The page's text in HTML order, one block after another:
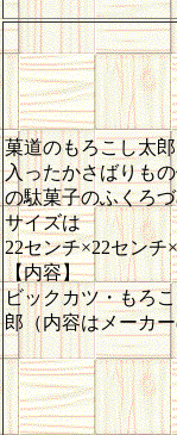
菓道のもろこし太
入ったかさばりも
の駄菓子のふくろ
サイズは
22センチ×22センチ
【内容】
ビックカツ・もろ
郎（内容はメーカ